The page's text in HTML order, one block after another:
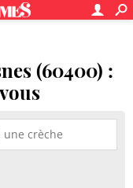
(60400) :